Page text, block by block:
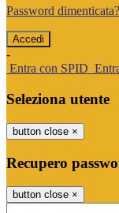
Password dimenticata?
-
Entra con SPID
Seleziona utente
button close ×
Recupero
button close ×